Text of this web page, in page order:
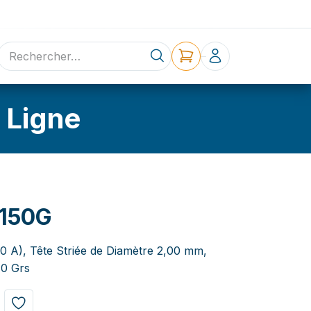
Contact
A), Tête Striée de Diamètre 2,00 mm,
Grs